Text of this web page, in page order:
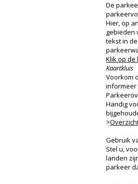
De
Hier, op
gebieden
tekst in
Klik op
Kaartkluis
Voorkom
informeer
Handig
>
Gebruik
Stel u,
landen
parkeer